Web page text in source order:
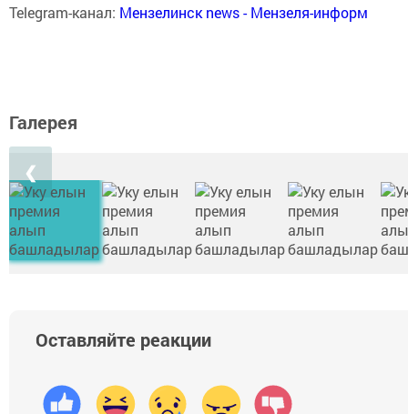
Telegram-канал: Мензелинск news - Мензеля-информ
Галерея
❮
Оставляйте реакции